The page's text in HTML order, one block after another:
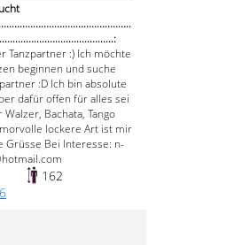
Tanzpartner :) Ich möchte
beginnen und suche
:D Ich bin absolute
dafür offen für alles sei
Bachata, Tango
lockere Art ist mir
Grüsse Bei Interesse: n-
162